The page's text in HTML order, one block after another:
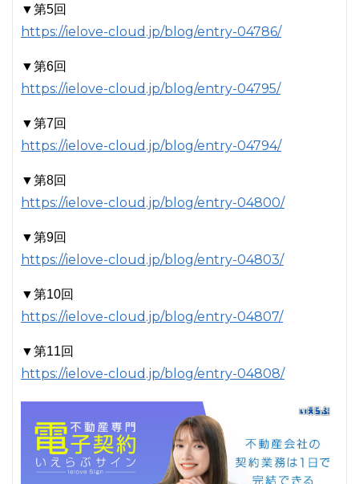
▼第5回
https://ielove-cloud.jp/blog/entry-04786/
▼第6回
https://ielove-cloud.jp/blog/entry-04795/
▼第7回
https://ielove-cloud.jp/blog/entry-04794/
▼第8回
https://ielove-cloud.jp/blog/entry-04800/
▼第9回
https://ielove-cloud.jp/blog/entry-04803/
▼第10回
https://ielove-cloud.jp/blog/entry-04807/
▼第11回
https://ielove-cloud.jp/blog/entry-04808/